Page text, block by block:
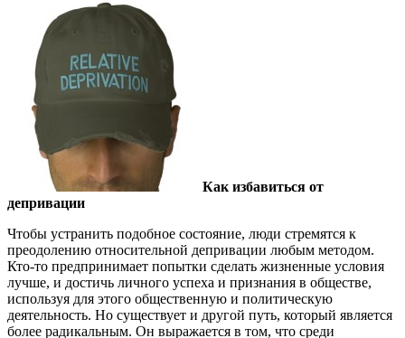
Как избавиться от
депривации
Чтобы устранить подобное состояние, люди стремятся к
преодолению относительной депривации любым методом.
Кто-то предпринимает попытки сделать жизненные условия
лучше, и достичь личного успеха и признания в обществе,
используя для этого общественную и политическую
деятельность. Но существует и другой путь, который является
более радикальным. Он выражается в том, что среди